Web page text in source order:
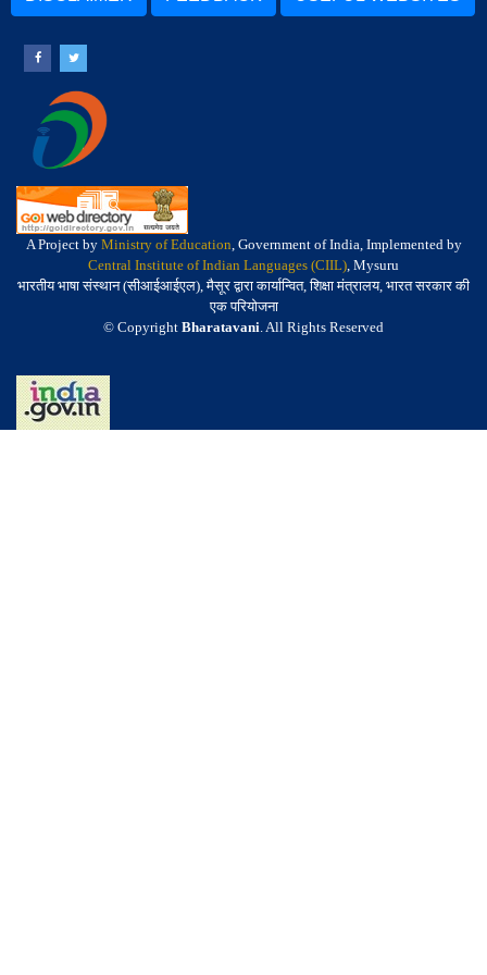
A Project by Ministry of Education, Government of India, Implemented by
Central Institute of Indian Languages (CIIL), Mysuru
भारतीय भाषा संस्थान (सीआईआईएल), मैसूर द्वारा कार्यान्वित, शिक्षा मंत्रालय, भारत सरकार की
एक परियोजना
© Copyright Bharatavani. All Rights Reserved